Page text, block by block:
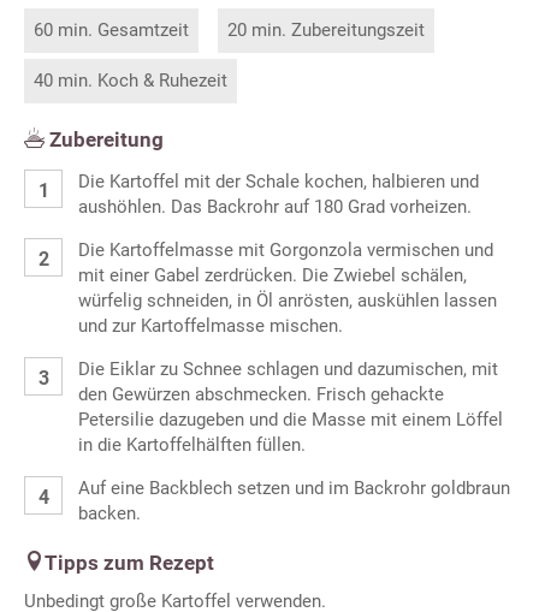
60 min. Gesamtzeit 20 min. Zubereitungszeit
40 min. Koch & Ruhezeit
Zubereitung
Die Kartoffel mit der Schale kochen, halbieren und
aushöhlen. Das Backrohr auf 180 Grad vorheizen.
Die Kartoffelmasse mit Gorgonzola vermischen und
mit einer Gabel zerdrücken. Die Zwiebel schälen,
würfelig schneiden, in Öl anrösten, auskühlen lassen
und zur Kartoffelmasse mischen.
Die Eiklar zu Schnee schlagen und dazumischen, mit
den Gewürzen abschmecken. Frisch gehackte
Petersilie dazugeben und die Masse mit einem Löffel
in die Kartoffelhälften füllen.
Auf eine Backblech setzen und im Backrohr goldbraun
backen.
Tipps zum Rezept
Unbedingt große Kartoffel verwenden.